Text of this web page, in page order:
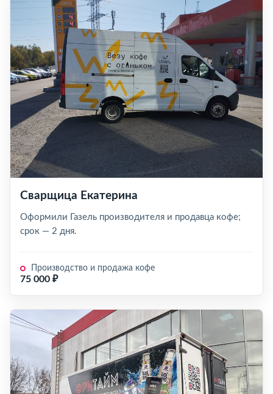
Сварщица Екатерина
Оформили Газель производителя и продавца кофе;
срок — 2 дня.
Производство и продажа кофе
75 000 ₽